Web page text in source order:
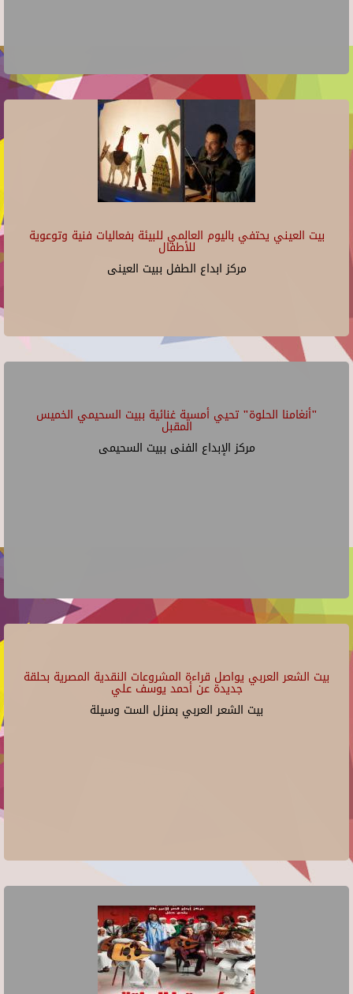
بيت العيني يحتفي باليوم العالمي للبيئة بفعاليات فنية وتوعوية
للأطفال
مركز ابداع الطفل ببيت العينى
"أنغامنا الحلوة" تحيي أمسية غنائية ببيت السحيمي الخميس
المقبل
مركز الإبداع الفنى ببيت السحيمى
بيت الشعر العربي يواصل قراءة المشروعات النقدية المصرية بحلقة
جديدة عن أحمد يوسف علي
بيت الشعر العربي بمنزل الست وسيلة